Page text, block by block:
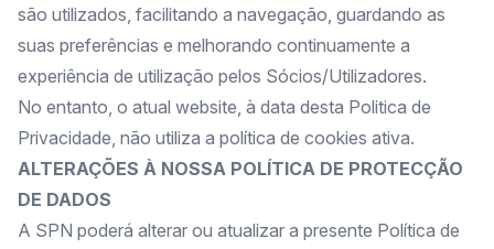
são utilizados, facilitando a navegação, guardando as
suas preferências e melhorando continuamente a
experiência de utilização pelos Sócios/Utilizadores.
No entanto, o atual website, à data desta Politica de
Privacidade, não utiliza a política de cookies ativa.
ALTERAÇÕES À NOSSA POLÍTICA DE PROTECÇÃO
DE DADOS
A SPN poderá alterar ou atualizar a presente Política de